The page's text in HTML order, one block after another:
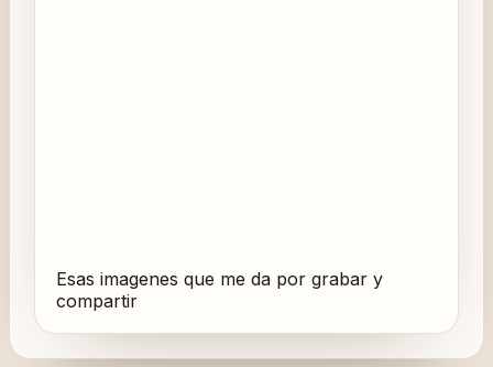
Esas imagenes que me da por grabar y
compartir